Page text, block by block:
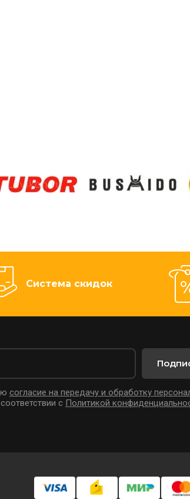
Система скидок
согласие на передачу и обработку
с Политикой